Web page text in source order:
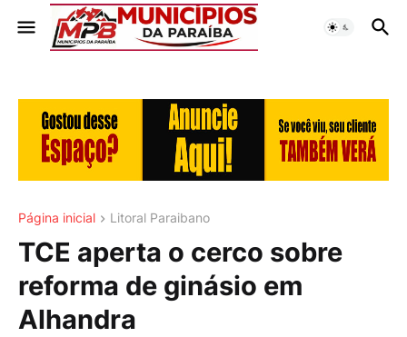
Página inicial Litoral Paraibano
TCE aperta o cerco sobre
reforma de ginásio em
Alhandra